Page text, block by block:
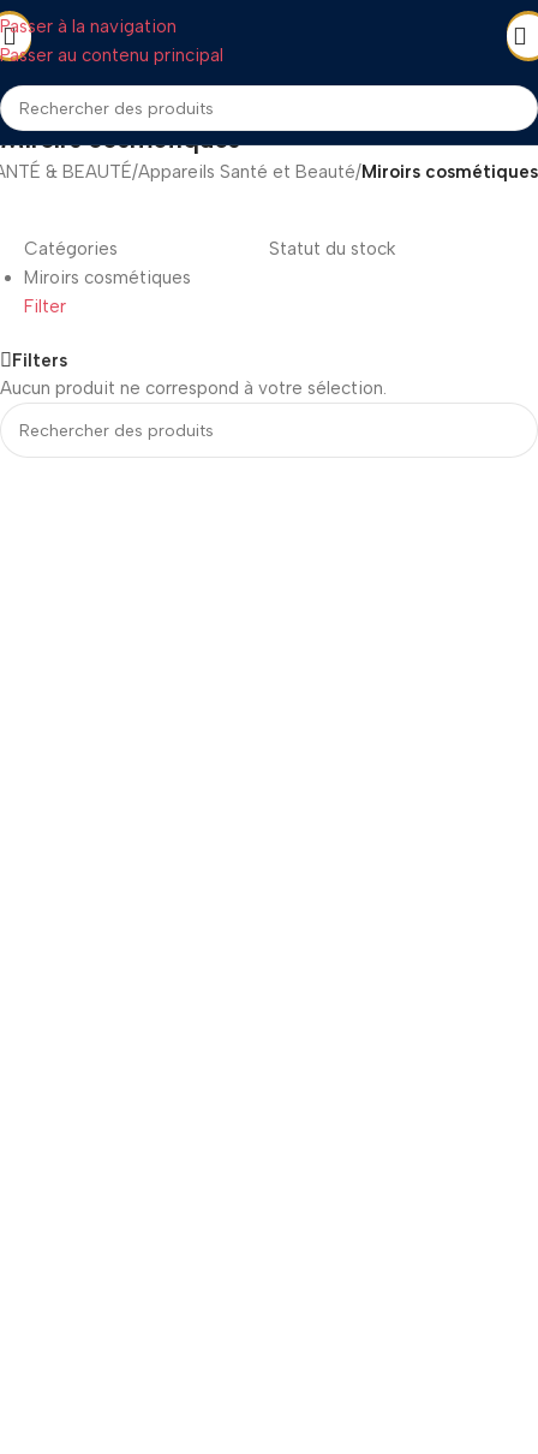
Passer à la navigation
Passer au contenu principal
Miroirs cosmétiques
& BEAUTÉ/Appareils Santé et Beauté/Miroirs cosmétiques
Catégories
Miroirs cosmétiques
Statut du stock
Filter
Filters
Aucun produit ne correspond à votre sélection.